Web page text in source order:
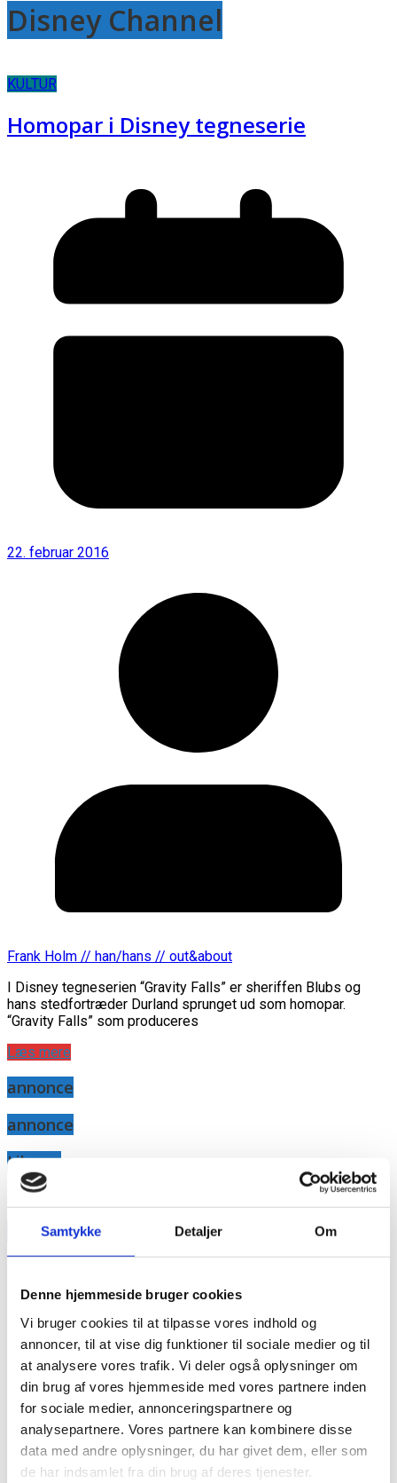
Samtykke Detaljer Om
Denne hjemmeside bruger cookies
Vi bruger cookies til at tilpasse vores indhold og
annoncer, til at vise dig funktioner til sociale medier og til
at analysere vores trafik. Vi deler også oplysninger om
din brug af vores hjemmeside med vores partnere inden
for sociale medier, annonceringspartnere og
analysepartnere. Vores partnere kan kombinere disse
data med andre oplysninger, du har givet dem, eller som
de har indsamlet fra din brug af deres tjenester.
Disney Channel
KULTUR
Homopar i Disney tegneserie
22. februar 2016
Frank Holm // han/hans // out&about
I Disney tegneserien “Gravity Falls” er sheriffen Blubs og
hans stedfortræder Durland sprunget ud som homopar.
“Gravity Falls” som produceres
Læs mere
annonce
annonce
Like us
RAINBOW BUSINESS DENMARK